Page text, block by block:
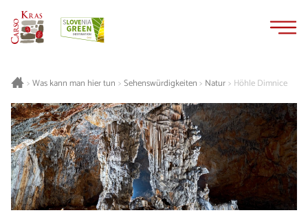
>Was kann man hier tun > Sehenswürdigkeiten > Natur> Höhle Dimnice